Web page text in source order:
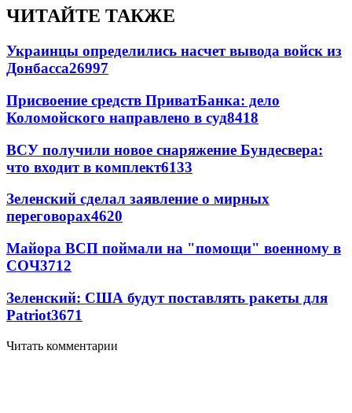
ЧИТАЙТЕ ТАКЖЕ
Украинцы определились насчет вывода войск из
Донбасса26997
Присвоение средств ПриватБанка: дело
Коломойского направлено в суд8418
ВСУ получили новое снаряжение Бундесвера:
что входит в комплект6133
Зеленский сделал заявление о мирных
переговорах4620
Майора ВСП поймали на "помощи" военному в
СОЧ3712
Зеленский: США будут поставлять ракеты для
Patriot3671
Читать комментарии